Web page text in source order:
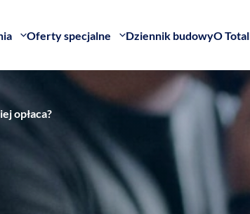
Oferty specjalne Dziennik budowyO
opłaca?